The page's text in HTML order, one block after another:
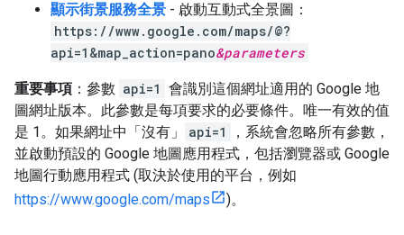
顯示街景服務全景 - 啟動互動式全景圖：
https://www.google.com/maps/@?
api=1&map_action=pano&parameters
重要事項 ：參數 api=1 會識別這個網址適用的 Google 地
圖網址版本。此參數是每項要求的必要條件。唯一有效的值
是 1。如果網址中「沒有」
api=1
，系統會忽略所有參數，
並啟動預設的 Google 地圖應用程式，包括瀏覽器或 Google
地圖行動應用程式 (取決於使用的平台，例如
https://www.google.com/maps
)。